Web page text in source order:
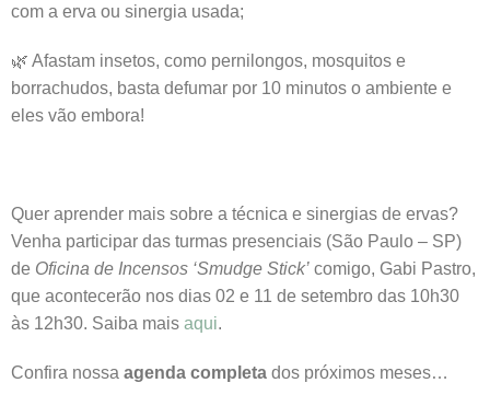
com a erva ou sinergia usada;
🌿 Afastam insetos, como pernilongos, mosquitos e
borrachudos, basta defumar por 10 minutos o ambiente e
eles vão embora!
Quer aprender mais sobre a técnica e sinergias de ervas?
Venha participar das turmas presenciais (São Paulo – SP)
de Oficina de Incensos ‘Smudge Stick’ comigo, Gabi Pastro,
que acontecerão nos dias 02 e 11 de setembro das 10h30
às 12h30. Saiba mais aqui.
Confira nossa agenda completa dos próximos meses…